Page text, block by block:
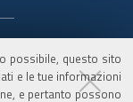
possibile, questo sito
e le tue informazioni
e pertanto possono